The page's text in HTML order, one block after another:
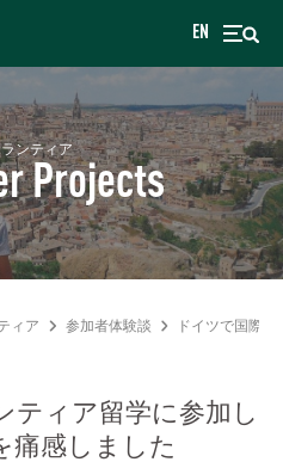
EN
ンティア
Projects
ィア 参加者体験談 ドイツで国際
ティア留学に参加し
痛感しました